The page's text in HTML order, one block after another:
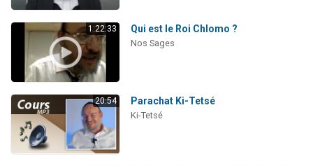
1:22:33 Qui est le Roi Chlomo ?
Nos Sages
20:54 Parachat Ki-Tetsé
Ki-Tetsé